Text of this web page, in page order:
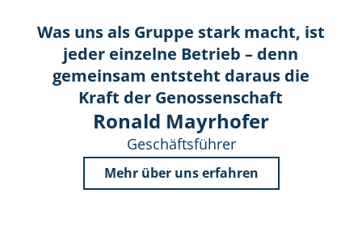
Was uns als Gruppe stark macht, ist
jeder einzelne Betrieb – denn
gemeinsam entsteht daraus die
Kraft der Genossenschaft
Ronald Mayrhofer
Geschäftsführer
Mehr über uns erfahren